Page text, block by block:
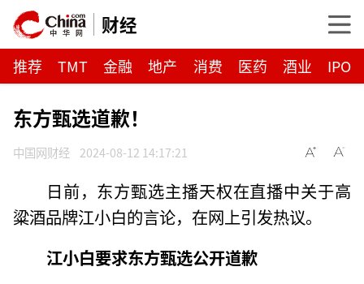
财经
推荐 TMT 金融 地产 消费 医药 酒业 IPO
东方甄选道歉！
中国网财经 2024-08-12 14:17:21
日前，东方甄选主播天权在直播中关于高
粱酒品牌江小白的言论，在网上引发热议。
江小白要求东方甄选公开道歉